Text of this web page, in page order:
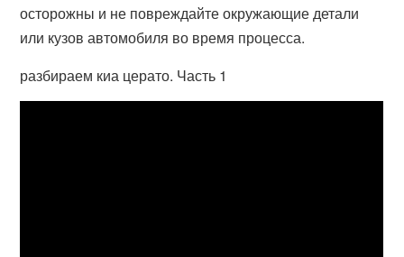
осторожны и не повреждайте окружающие детали
или кузов автомобиля во время процесса.
разбираем киа церато. Часть 1